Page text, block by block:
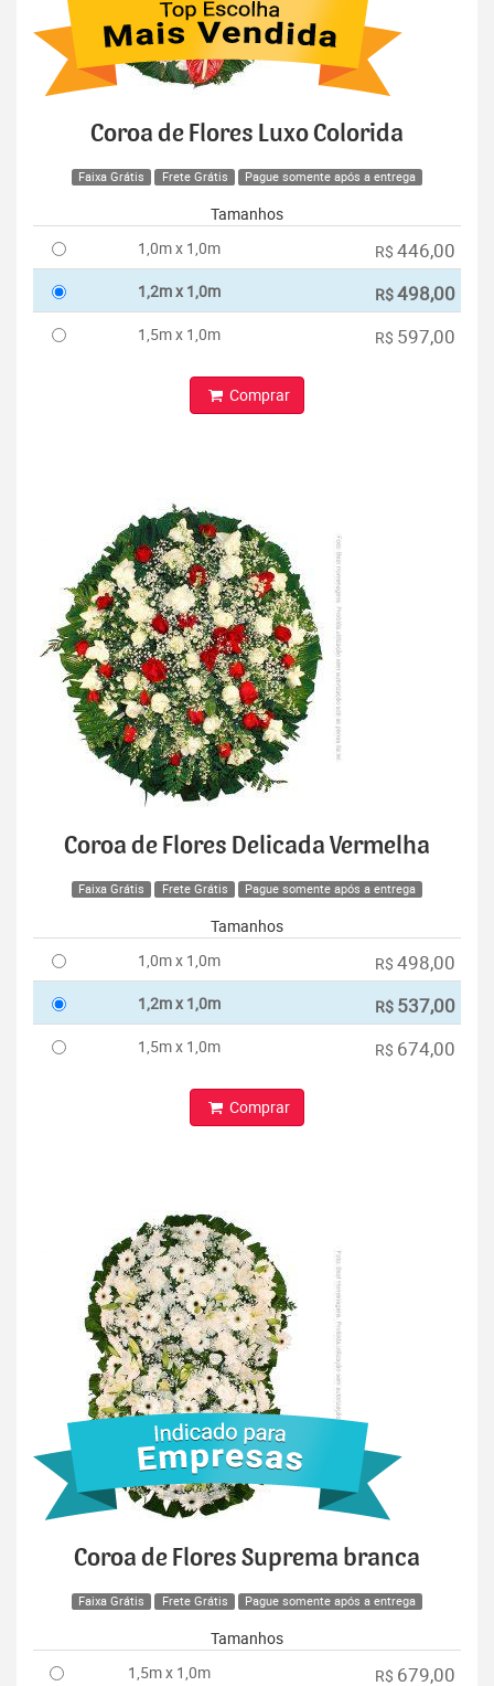
Coroa de Flores Luxo Colorida
Faixa Grátis Frete Grátis Pague somente após a entrega
Tamanhos
1,0m x 1,0m
R$ 446,00
1,2m x 1,0m R$498,00
1,5m x 1,0m R$ 597,00
Comprar
Coroa de Flores Delicada Vermelha
Faixa Grátis Frete Grátis Pague somente após a entrega
Tamanhos
1,0m x 1,0m
R$ 498,00
1,2m x 1,0m R$ 537,00
1,5m x 1,0m R$ 674,00
Comprar
Coroa de Flores Suprema branca
Faixa Grátis Frete Grátis Pague somente após a entrega
Tamanhos
1,5m x 1,0m
R$ 679,00